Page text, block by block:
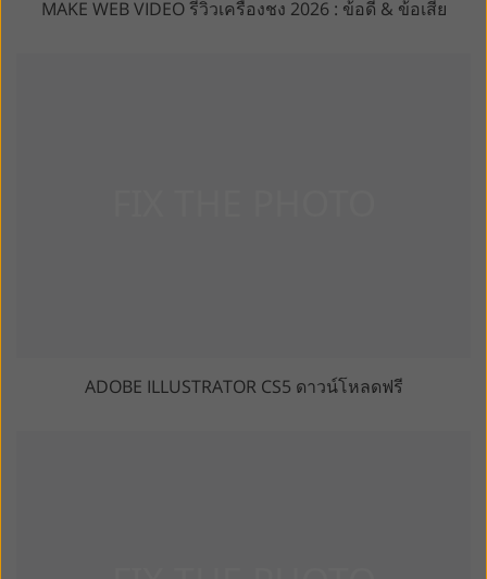
MAKE WEB VIDEO รีวิวเครื่องชง 2026 : ข้อดี & ข้อเสีย
ADOBE ILLUSTRATOR CS5 ดาวน์โหลดฟรี